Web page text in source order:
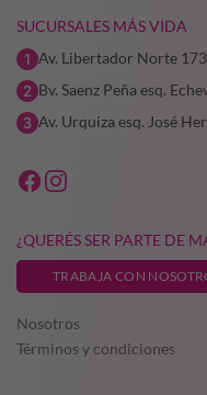
SUCURSALES MÁS VIDA
Av. Libertador Norte
Bv. Saenz Peña esq.
Av. Urquiza esq. José
¿QUERÉS SER PARTE DE
TRABAJA CON
Nosotros
Términos y condiciones